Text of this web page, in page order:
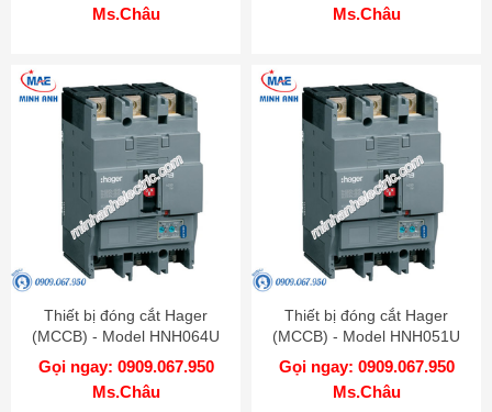
Ms.Châu
Ms.Châu
Thiết bị đóng cắt Hager
(MCCB) - Model HNH064U
Gọi ngay: 0909.067.950
Ms.Châu
Thiết bị đóng cắt Hager
(MCCB) - Model HNH051U
Gọi ngay: 0909.067.950
Ms.Châu